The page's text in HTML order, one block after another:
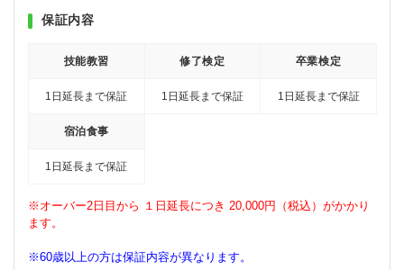
保証内容
技能教習
1日延長まで保証
修了検定
1日延長まで保証
卒業検定
1日延長まで保証
宿泊食事
1日延長まで保証
※オーバー2日目から １日延長につき 20,000円（税込）がかかり
ます。
※60歳以上の方は保証内容が異なります。